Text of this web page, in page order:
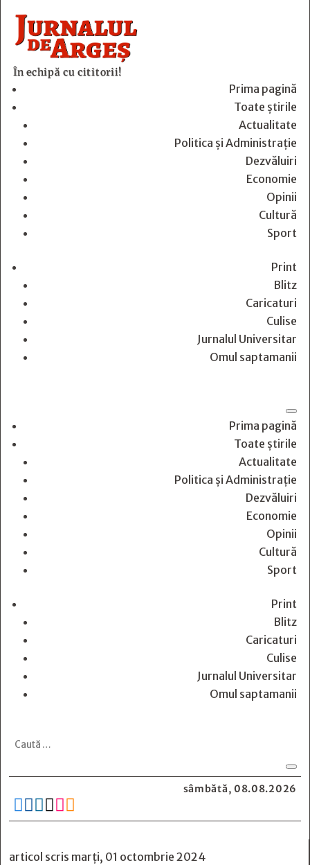
În echipă cu cititorii!
Prima pagină
Toate știrile
Actualitate
Politica și Administrație
Dezvăluiri
Economie
Opinii
Cultură
Sport
Print
Blitz
Caricaturi
Culise
Jurnalul Universitar
Omul saptamanii
Prima pagină
Toate știrile
Actualitate
Politica și Administrație
Dezvăluiri
Economie
Opinii
Cultură
Sport
Print
Blitz
Caricaturi
Culise
Jurnalul Universitar
Omul saptamanii
sâmbătă, 08.08.2026
     
articol scris marți, 01 octombrie 2024